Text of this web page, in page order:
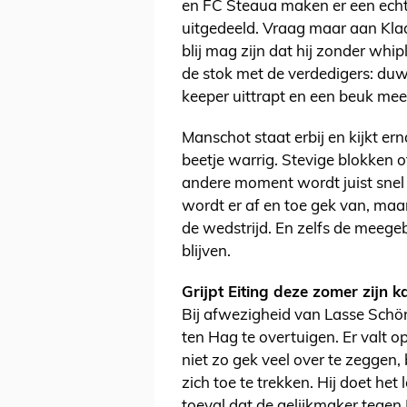
en FC Steaua maken er een
uitgedeeld. Vraag maar aan
blij mag zijn dat hij zonder
de stok met de verdedigers:
keeper uittrapt en een beuk
Manschot staat erbij en kijkt
beetje warrig. Stevige blokken
andere moment wordt juist
wordt er af en toe gek van,
de wedstrijd. En zelfs de
blijven.
Grijpt Eiting deze zomer zijn
Bij afwezigheid van Lasse
ten Hag te overtuigen. Er valt
niet zo gek veel over te
zich toe te trekken. Hij doet het